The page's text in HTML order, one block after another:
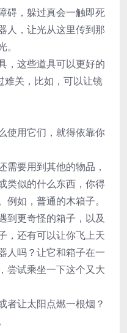
碍，躲过真会一触即死
人，让光从这里传到那
，这些道具可以更好的
难关，比如，可以让镜
使用它们，就得依靠你
需要用到其他的物品，
类似的什么东西，你得
如，普通的木箱子。
到更奇怪的箱子，以及
，还有可以让你飞上天
人吗？让它和箱子在一
尝试乘坐一下这个又大
者让太阳点燃一根烟？